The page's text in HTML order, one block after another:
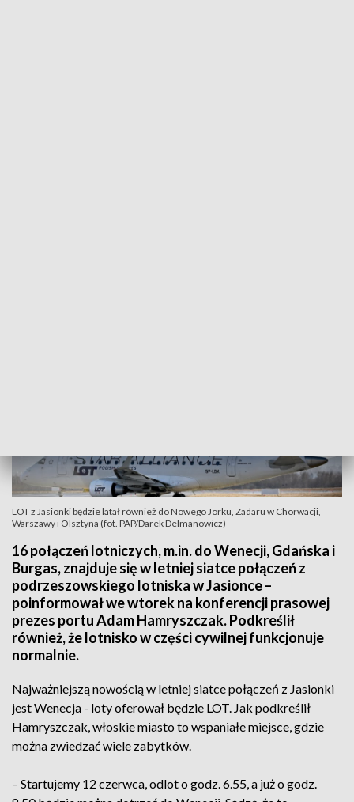
LOT z Jasionki będzie latał również do Nowego Jorku, Zadaru w Chorwacji,
Warszawy i Olsztyna (fot. PAP/Darek Delmanowicz)
16 połączeń lotniczych, m.in. do Wenecji, Gdańska i
Burgas, znajduje się w letniej siatce połączeń z
podrzeszowskiego lotniska w Jasionce –
poinformował we wtorek na konferencji prasowej
prezes portu Adam Hamryszczak. Podkreślił
również, że lotnisko w części cywilnej funkcjonuje
normalnie.
Najważniejszą nowością w letniej siatce połączeń z Jasionki
jest Wenecja - loty oferował będzie LOT. Jak podkreślił
Hamryszczak, włoskie miasto to wspaniałe miejsce, gdzie
można zwiedzać wiele zabytków.
– Startujemy 12 czerwca, odlot o godz. 6.55, a już o godz.